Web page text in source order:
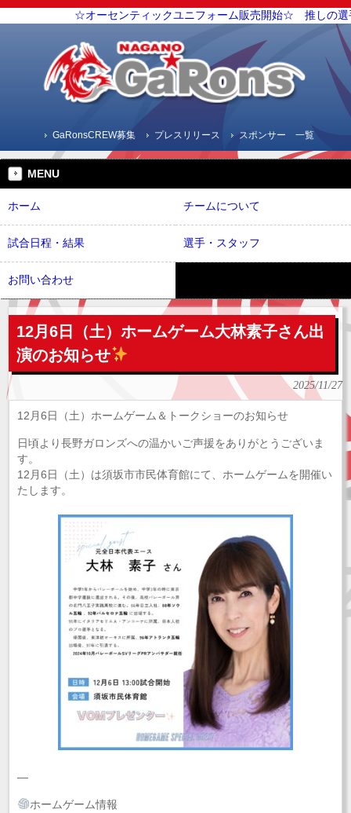
☆オーセンティックユニフォーム販売開始☆ 推しの選
GaRonsCREW募集 プレスリリース スポンサー 一覧
MENU
ホーム チームについて
試合日程・結果 選手・スタッフ
お問い合わせ
12月6日（土）ホームゲーム大林素子さん出
演のお知らせ
2025/11/27
12月6日（土）ホームゲーム＆トークショーのお知らせ
日頃より長野ガロンズへの温かいご声援をありがとうございま
す。
12月6日（土）は須坂市市民体育館にて、ホームゲームを開催い
たします。
—
ホームゲーム情報